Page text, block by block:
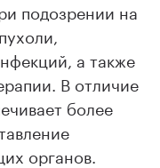
подозрении на
а также
В отличие
более
органов.